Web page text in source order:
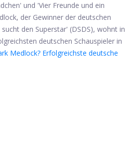
und 'Vier Freunde und ein
der Gewinner der deutschen
den Superstar' (DSDS), wohnt in
deutschen Schauspieler in
Medlock? Erfolgreichste deutsche